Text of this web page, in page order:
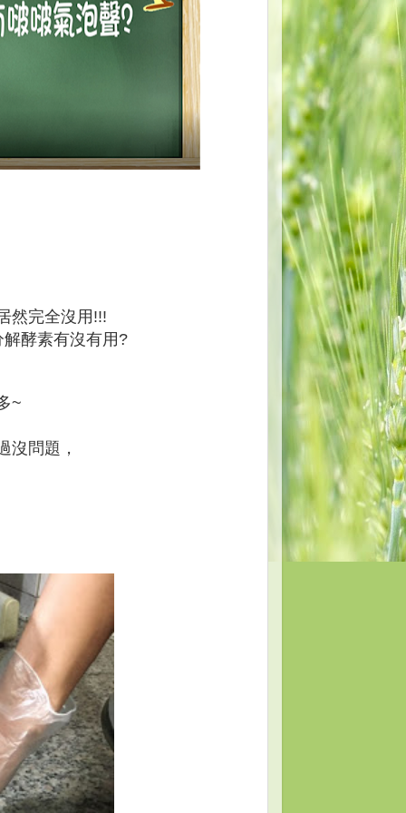
然完全沒用!!!
酵素有沒有用?
~
沒問題，